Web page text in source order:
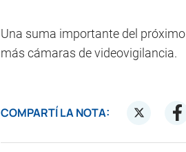
Una suma importante del
más cámaras de videovigilancia.
COMPARTÍ LA NOTA: